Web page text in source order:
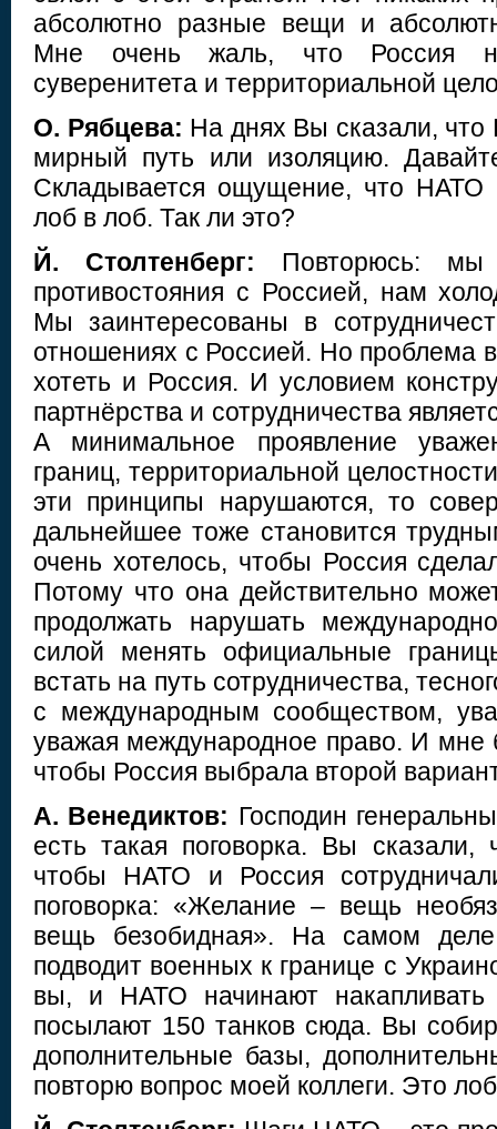
абсолютно разные вещи и
Мне очень жаль, что Россия
суверенитета и территориальной
О. Рябцева: На днях Вы сказали, что
мирный путь или изоляцию.
Складывается ощущение, что НАТО
лоб в лоб. Так ли это?
Й. Столтенберг: Повторюсь: мы
противостояния с Россией, нам
Мы заинтересованы в
отношениях с Россией. Но проблема
хотеть и Россия. И условием
партнёрства и сотрудничества
А минимальное проявление
границ, территориальной
эти принципы нарушаются, то
дальнейшее тоже становится
очень хотелось, чтобы Россия
Потому что она действительно
продолжать нарушать
силой менять официальные
встать на путь сотрудничества,
с международным сообществом,
уважая международное право. И мне
чтобы Россия выбрала второй
А. Венедиктов: Господин
есть такая поговорка. Вы
чтобы НАТО и Россия
поговорка: «Желание – вещь
вещь безобидная». На самом
подводит военных к границе с
вы, и НАТО начинают
посылают 150 танков сюда. Вы
дополнительные базы,
повторю вопрос моей коллеги. Это